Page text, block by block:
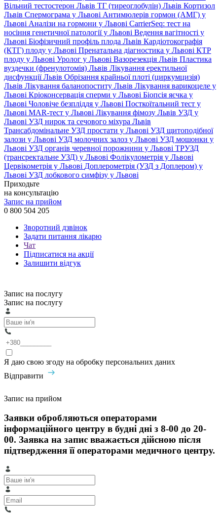
Вільний тестостерон Львів ТГ (тиреоглобулін) Львів Кортизол
Львів Спермограма у Львові Антимюлерів гормон (АМГ) у
Львові Аналізи на гормони у Львові CarrierSeq: тест на
носіння генетичної патології у Львові Ведення вагітності у
Львові Біофізичний профіль плода Львів Кардіотокографія
(КТГ) плоду у Львові Пренатальна діагностика у Львові КТР
плоду у Львові Уролог у Львові Вазорезекція Львів Пластика
вуздечки (френулотомія) Львів Лікування еректильної
дисфункції Львів Обрізання крайньої плоті (циркумцизія)
Львів Лікування баланопоститу Львів Лікування варикоцеле у
Львові Кріоконсервація сперми у Львові Біопсія яєчка у
Львові Чоловіче безпліддя у Львові Посткоїтальний тест у
Львові MAR-тест у Львові Лікування фімозу Львів УЗД у
Львові УЗД нирок та сечового міхура Львів
Трансабдомінальне УЗД простати у Львові УЗД щитоподібної
залози у Львові УЗД молочних залоз у Львові УЗД мошонки у
Львові УЗД органів черевної порожнини у Львові ТРУЗД
(трансректальне УЗД) у Львові Фолікулометрія у Львові
Цервікометрія у Львові Доплерометрія (УЗД з Доплером) у
Львові УЗД лобкового симфізу у Львові
Приходьте
на консультацію
Запис на прийом
0 800 504 205
Зворотний дзвінок
Задати питання лікарю
Чат
Підписатися на акції
Залишити відгук
Запис на послугу
Запис на послугу
Я даю свою згоду на обробку персональних даних
Відправити
Запис на прийом
Заявки обробляються операторами
інформаційного центру в будні дні з 8-00 до 20-
00. Заявка на запис вважається дійсною після
підтвердження її операторами медичного центру.